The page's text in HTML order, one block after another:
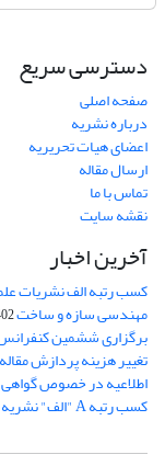
دسترسی سریع
صفحه اصلی
درباره نشریه
اعضای هیات تحریریه
ارسال مقاله
تماس با ما
نقشه سایت
آخرین اخبار
کسب رتبه الف نشریات
مهندسی سازه و ساخت17
برگزاری ششمین
تغییر هزینه پردازش
اطلاعیه در خصوص
کسب رتبه A "الف" نشریه مهندسی سازه و ساخت